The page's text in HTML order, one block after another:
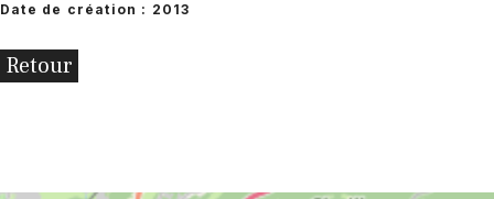
Date de création : 2013
Retour